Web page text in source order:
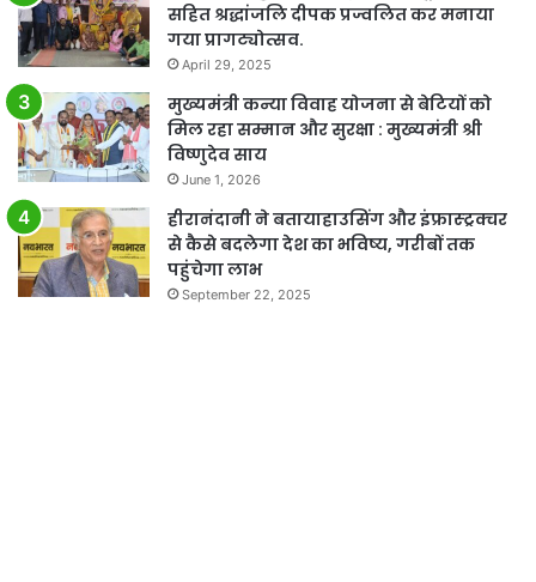
सहित श्रद्धांजलि दीपक प्रज्वलित कर मनाया
गया प्रागट्योत्सव.
April 29, 2025
मुख्यमंत्री कन्या विवाह योजना से बेटियों को
मिल रहा सम्मान और सुरक्षा : मुख्यमंत्री श्री
विष्णुदेव साय
June 1, 2026
हीरानंदानी ने बतायाहाउसिंग और इंफ्रास्ट्रक्चर
से कैसे बदलेगा देश का भविष्य, गरीबों तक
पहुंचेगा लाभ
September 22, 2025